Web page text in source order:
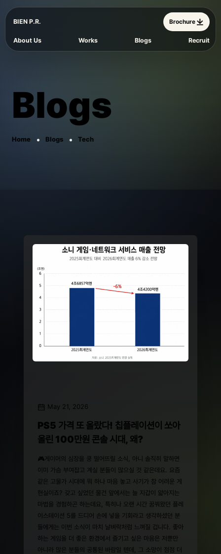
BIEN P.R.
About Us Works Blogs Recruit
Brochure
Blogs
Home Blogs Tech
May 21, 2026
PS5 가격 또 올랐다! 칩플레이션이 쏘아
올린 100만원 콘솔 시대, 왜?
🎮게이머의 심장을 쿵 떨어뜨릴 소식, 아니 솔직히 말하면
이미 가슴 부여잡고 계실 분들이 많으실 것 같은데요. 요즘
같은 고물가 시대에 뭐 하나 마음 놓고 사기가 참 어려운 게
현실이죠? 갖고 싶었던 물건 앞에서는 늘 지갑이 얇아지는
마법을 경험하곤 하는데요, 특히나 오랜 시간 꿈꿔왔던 플레
이스테이션 5를 드디어 손에 넣을 기회라고 생각하셨던 분
들에게는 이번 소식이 마치 날벼락처럼 느껴질 겁니다. 좋아
하는 게임을 더 좋은 환경에서 즐기고 싶은 마음은 저뿐만
아니라 많은 분들의 공통된 바람일 텐데, 그 소망이 점점 더